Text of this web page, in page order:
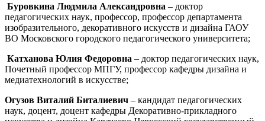
Буровкина Людмила Александровна – доктор
педагогических наук, профессор, профессор департамента
изобразительного, декоративного искусств и дизайна ГАОУ
ВО Московского городского педагогического университета;
Катханова Юлия Федоровна – доктор педагогических наук,
Почетный профессор МПГУ, профессор кафедры дизайна и
медиатехнологий в искусстве;
Огузов Виталий Биталиевич – кандидат педагогических
наук, доцент, доцент кафедры Декоративно-прикладного